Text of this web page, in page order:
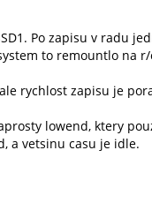
Po zapisu v radu
to remountlo na
rychlost zapisu je
lowend, ktery
a vetsinu casu je idle.